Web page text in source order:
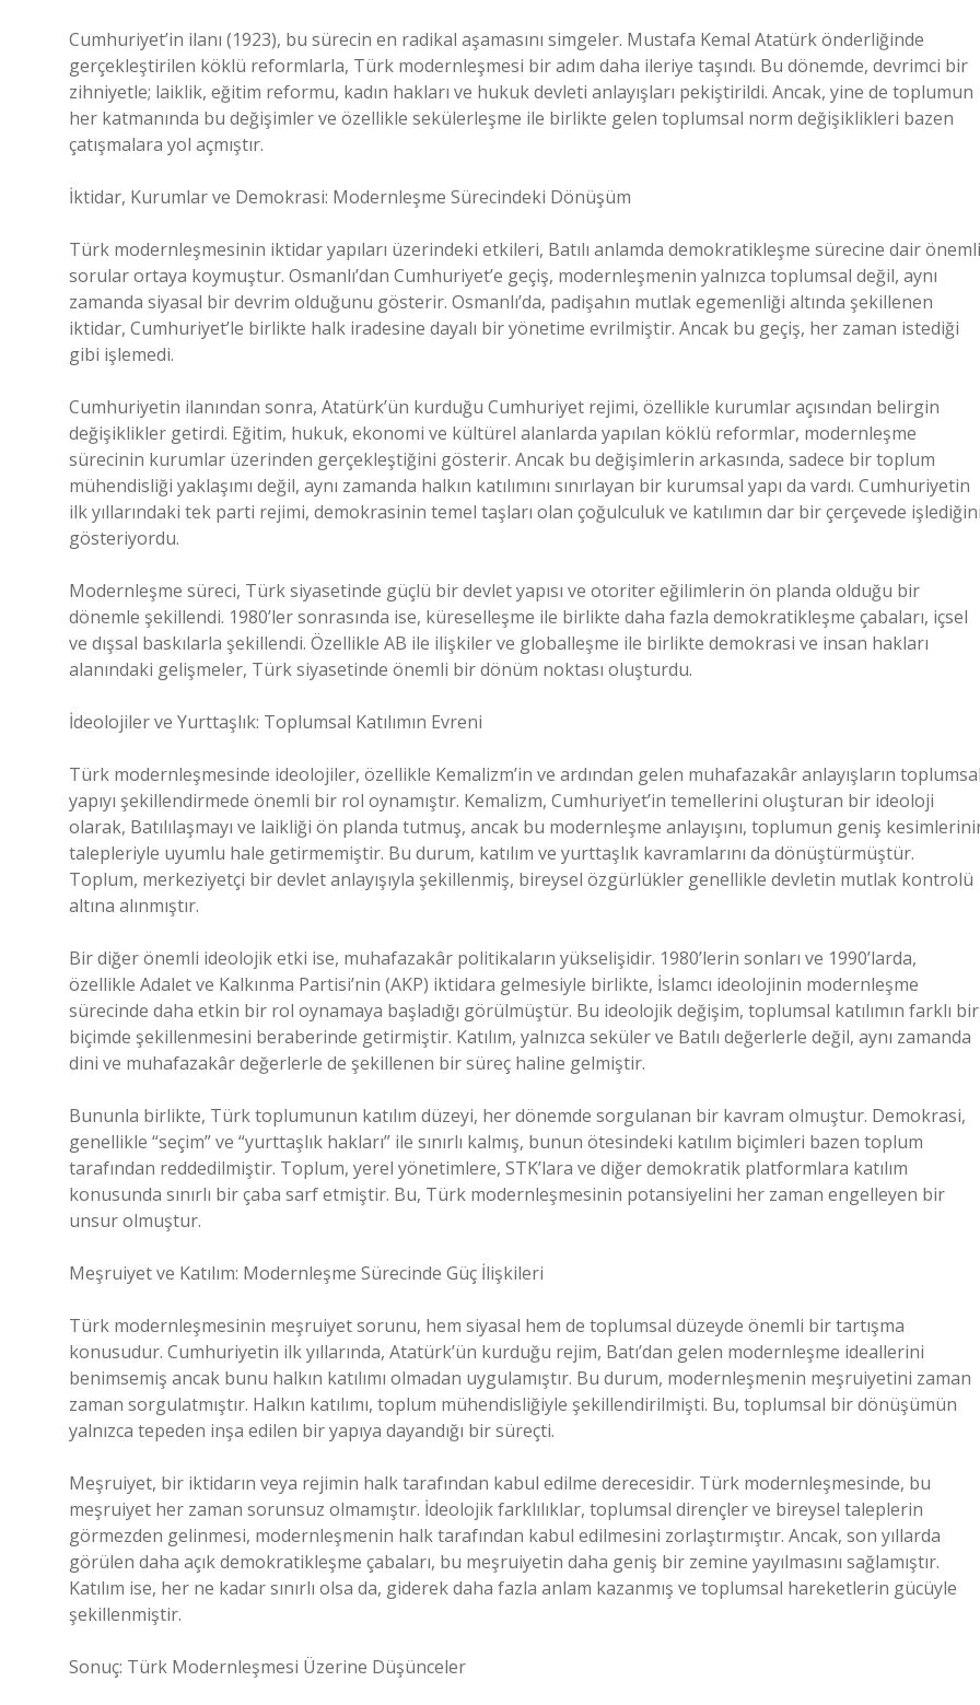
Cumhuriyet’in ilanı (1923), bu sürecin en radikal aşamasını simgeler. Mustafa Kemal Atatürk önderliğinde
gerçekleştirilen köklü reformlarla, Türk modernleşmesi bir adım daha ileriye taşındı. Bu dönemde, devrimci bir
zihniyetle; laiklik, eğitim reformu, kadın hakları ve hukuk devleti anlayışları pekiştirildi. Ancak, yine de toplumun
her katmanında bu değişimler ve özellikle sekülerleşme ile birlikte gelen toplumsal norm değişiklikleri bazen
çatışmalara yol açmıştır.
İktidar, Kurumlar ve Demokrasi: Modernleşme Sürecindeki Dönüşüm
Türk modernleşmesinin iktidar yapıları üzerindeki etkileri, Batılı anlamda demokratikleşme sürecine dair önemli
sorular ortaya koymuştur. Osmanlı’dan Cumhuriyet’e geçiş, modernleşmenin yalnızca toplumsal değil, aynı
zamanda siyasal bir devrim olduğunu gösterir. Osmanlı’da, padişahın mutlak egemenliği altında şekillenen
iktidar, Cumhuriyet’le birlikte halk iradesine dayalı bir yönetime evrilmiştir. Ancak bu geçiş, her zaman istediği
gibi işlemedi.
Cumhuriyetin ilanından sonra, Atatürk’ün kurduğu Cumhuriyet rejimi, özellikle kurumlar açısından belirgin
değişiklikler getirdi. Eğitim, hukuk, ekonomi ve kültürel alanlarda yapılan köklü reformlar, modernleşme
sürecinin kurumlar üzerinden gerçekleştiğini gösterir. Ancak bu değişimlerin arkasında, sadece bir toplum
mühendisliği yaklaşımı değil, aynı zamanda halkın katılımını sınırlayan bir kurumsal yapı da vardı. Cumhuriyetin
ilk yıllarındaki tek parti rejimi, demokrasinin temel taşları olan çoğulculuk ve katılımın dar bir çerçevede
gösteriyordu.
Modernleşme süreci, Türk siyasetinde güçlü bir devlet yapısı ve otoriter eğilimlerin ön planda olduğu bir
dönemle şekillendi. 1980’ler sonrasında ise, küreselleşme ile birlikte daha fazla demokratikleşme çabaları, içsel
ve dışsal baskılarla şekillendi. Özellikle AB ile ilişkiler ve globalleşme ile birlikte demokrasi ve insan hakları
alanındaki gelişmeler, Türk siyasetinde önemli bir dönüm noktası oluşturdu.
İdeolojiler ve Yurttaşlık: Toplumsal Katılımın Evreni
Türk modernleşmesinde ideolojiler, özellikle Kemalizm’in ve ardından gelen muhafazakâr anlayışların
yapıyı şekillendirmede önemli bir rol oynamıştır. Kemalizm, Cumhuriyet’in temellerini oluşturan bir ideoloji
olarak, Batılılaşmayı ve laikliği ön planda tutmuş, ancak bu modernleşme anlayışını, toplumun geniş
talepleriyle uyumlu hale getirmemiştir. Bu durum, katılım ve yurttaşlık kavramlarını da dönüştürmüştür.
Toplum, merkeziyetçi bir devlet anlayışıyla şekillenmiş, bireysel özgürlükler genellikle devletin mutlak kontrolü
altına alınmıştır.
Bir diğer önemli ideolojik etki ise, muhafazakâr politikaların yükselişidir. 1980’lerin sonları ve 1990’larda,
özellikle Adalet ve Kalkınma Partisi’nin (AKP) iktidara gelmesiyle birlikte, İslamcı ideolojinin modernleşme
sürecinde daha etkin bir rol oynamaya başladığı görülmüştür. Bu ideolojik değişim, toplumsal katılımın farklı bir
biçimde şekillenmesini beraberinde getirmiştir. Katılım, yalnızca seküler ve Batılı değerlerle değil, aynı zamanda
dini ve muhafazakâr değerlerle de şekillenen bir süreç haline gelmiştir.
Bununla birlikte, Türk toplumunun katılım düzeyi, her dönemde sorgulanan bir kavram olmuştur. Demokrasi,
genellikle “seçim” ve “yurttaşlık hakları” ile sınırlı kalmış, bunun ötesindeki katılım biçimleri bazen toplum
tarafından reddedilmiştir. Toplum, yerel yönetimlere, STK’lara ve diğer demokratik platformlara katılım
konusunda sınırlı bir çaba sarf etmiştir. Bu, Türk modernleşmesinin potansiyelini her zaman engelleyen bir
unsur olmuştur.
Meşruiyet ve Katılım: Modernleşme Sürecinde Güç İlişkileri
Türk modernleşmesinin meşruiyet sorunu, hem siyasal hem de toplumsal düzeyde önemli bir tartışma
konusudur. Cumhuriyetin ilk yıllarında, Atatürk’ün kurduğu rejim, Batı’dan gelen modernleşme ideallerini
benimsemiş ancak bunu halkın katılımı olmadan uygulamıştır. Bu durum, modernleşmenin meşruiyetini zaman
zaman sorgulatmıştır. Halkın katılımı, toplum mühendisliğiyle şekillendirilmişti. Bu, toplumsal bir dönüşümün
yalnızca tepeden inşa edilen bir yapıya dayandığı bir süreçti.
Meşruiyet, bir iktidarın veya rejimin halk tarafından kabul edilme derecesidir. Türk modernleşmesinde, bu
meşruiyet her zaman sorunsuz olmamıştır. İdeolojik farklılıklar, toplumsal dirençler ve bireysel taleplerin
görmezden gelinmesi, modernleşmenin halk tarafından kabul edilmesini zorlaştırmıştır. Ancak, son yıllarda
görülen daha açık demokratikleşme çabaları, bu meşruiyetin daha geniş bir zemine yayılmasını sağlamıştır.
Katılım ise, her ne kadar sınırlı olsa da, giderek daha fazla anlam kazanmış ve toplumsal hareketlerin gücüyle
şekillenmiştir.
Sonuç: Türk Modernleşmesi Üzerine Düşünceler